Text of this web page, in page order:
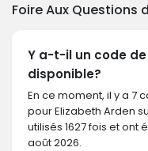
Foire Aux Questions
Y a-t-il un code
disponible?
En ce moment, il y a 7
pour Elizabeth Arden
utilisés 1627 fois et ont
août 2026.